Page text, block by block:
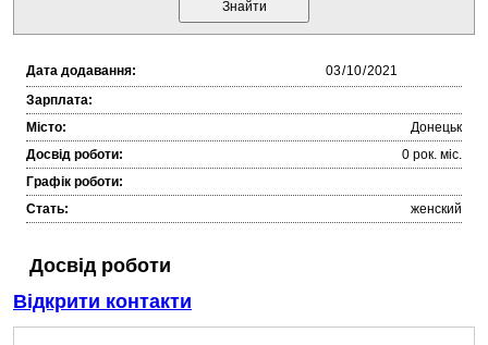
Дата додавання:
Зарплата:
Місто:
Донецьк
Досвід роботи:
0 рок. міc.
Графік роботи:
Стать:
женский
Досвід роботи
Відкрити контакти